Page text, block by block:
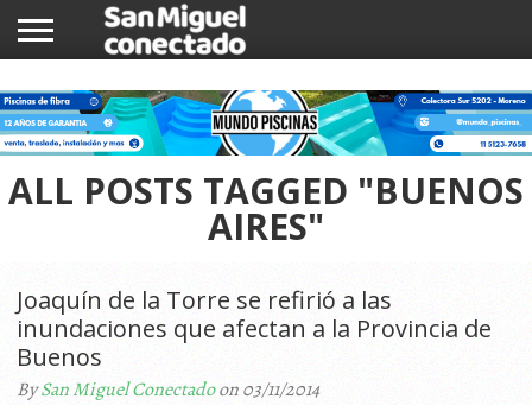
NOTICIAS
COMUNIDAD
COMERCIOS
ALL POSTS TAGGED "BUENOS
AIRES"
Joaquín de la Torre se refirió a las
inundaciones que afectan a la Provincia de
Buenos
BySan Miguel Conectadoon 03/11/2014